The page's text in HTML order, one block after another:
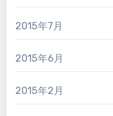
2015年7月
2015年6月
2015年2月